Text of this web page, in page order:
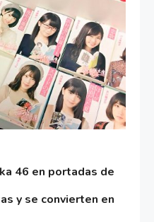
46 en portadas de
y se convierten en